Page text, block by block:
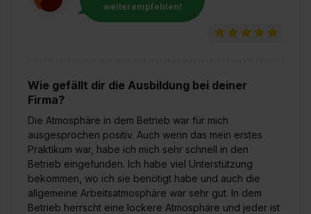
weiterempfehlen!
Wie gefällt dir die Ausbildung bei deiner
Firma?
Die Atmosphäre in dem Betrieb war für mich
ausgesprochen positiv. Auch wenn das mein erstes
Praktikum war, habe ich mich sehr schnell in den
Betrieb eingefunden. Ich habe viel Unterstützung
bekommen, wo ich sie benötigt habe und auch die
allgemeine Arbeitsatmosphäre war sehr gut. In dem
Betrieb herrscht eine lockere Atmosphäre und jeder ist